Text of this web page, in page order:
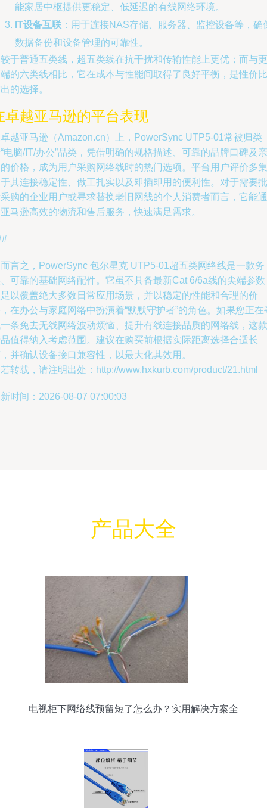
能家居中枢提供更稳定、低延迟的有线网络环境。
IT设备互联 ：用于连接NAS存储、服务器、监控设备等，确
数据备份和设备管理的可靠性。
于普通五类线，超五类线在抗干扰和传输性能上更优；而与更
的六类线相比，它在成本与性能间取得了良好平衡，是性价比
的选择。
卓越亚马逊的平台表现
越亚马逊（Amazon.cn）上，PowerSync UTP5-01常被归类
电脑/IT/办公”品类，凭借明确的规格描述、可靠的品牌口碑及亲
价格，成为用户采购网络线时的热门选项。平台用户评价多集
其连接稳定性、做工扎实以及即插即用的便利性。对于需要批
购的企业用户或寻求替换老旧网线的个人消费者而言，它能通
马逊高效的物流和售后服务，快速满足需求。
言之，PowerSync 包尔星克 UTP5-01超五类网络线是一款务
可靠的基础网络配件。它虽不具备最新Cat 6/6a线的尖端参数
以覆盖绝大多数日常应用场景，并以稳定的性能和合理的价
在办公与家庭网络中扮演着“默默守护者”的角色。如果您正在
条免去无线网络波动烦恼、提升有线连接品质的网络线，这款
值得纳入考虑范围。建议在购买前根据实际距离选择合适长
并确认设备接口兼容性，以最大化其效用。
转载，请注明出处：http://www.hxkurb.com/product/21.html
时间：2026-08-07 07:00:03
产品大全
电视柜下网络线预留短了怎么办？实用解决方案全